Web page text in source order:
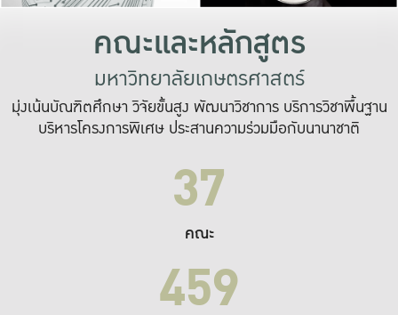
คณะและหลักสูตร
มหาวิทยาลัยเกษตรศาสตร์
มุ่งเน้นบัณฑิตศึกษา วิจัยขั้นสูง พัฒนาวิชาการ บริการวิชาพื้นฐาน
บริหารโครงการพิเศษ ประสานความร่วมมือกับนานาชาติ
37
คณะ
459